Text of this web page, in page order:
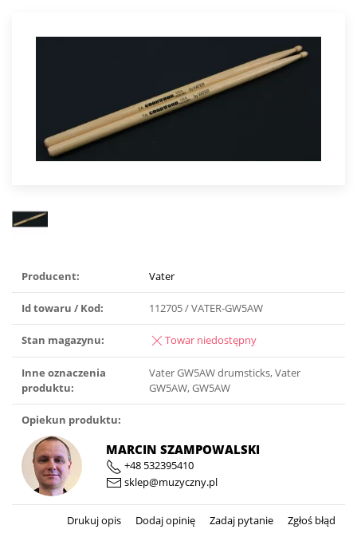
Producent: Vater
Id towaru / Kod: 112705 / VATER-GW5AW
Stan magazynu: Towar niedostępny
Inne oznaczenia
produktu:
Vater GW5AW drumsticks, Vater
GW5AW, GW5AW
Opiekun produktu:
MARCIN SZAMPOWALSKI
+48 532395410
sklep@muzyczny.pl
Drukuj opis Dodaj opinię Zadaj pytanie Zgłoś błąd